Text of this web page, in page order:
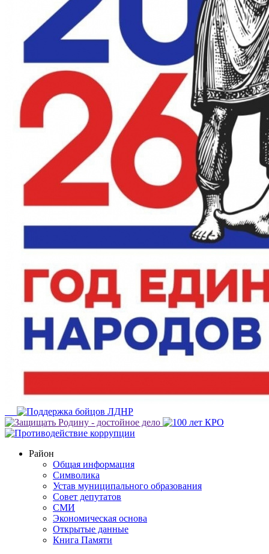
Район
Общая информация
Символика
Устав муниципального образования
Совет депутатов
СМИ
Экономическая основа
Открытые данные
Книга Памяти